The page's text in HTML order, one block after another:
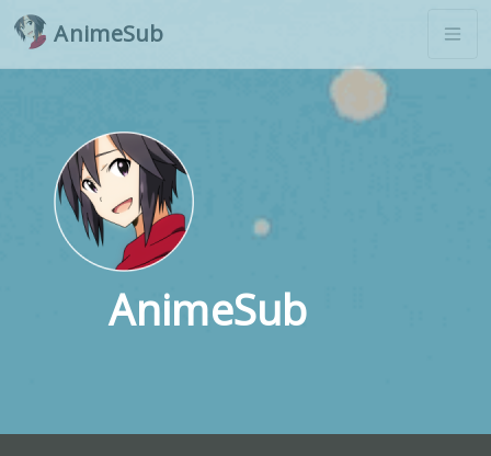
AnimeSub
AnimeSub